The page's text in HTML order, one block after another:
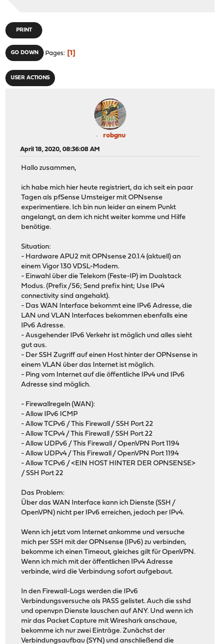
PRINT
GO DOWN Pages 1
USER ACTIONS
robgnu
April 18, 2020, 08:36:08 AM
Hallo zusammen,
ich habe mich hier heute registriert, da ich seit ein paar
Tagen als pfSense Umsteiger mit OPNsense
experimentiere. Ich bin nun leider an einem Punkt
angelangt, an dem ich nicht weiter komme und Hilfe
benötige.
Situation:
- Hardware APU2 mit OPNsense 20.1.4 (aktuell) an
einem Vigor 130 VDSL-Modem.
- Einwahl über die Telekom (Feste-IP) im Dualstack
Modus. (Prefix /56; Send prefix hint; Use IPv4
connectivity sind angehakt).
- Das WAN Interface bekommt eine IPv6 Adresse, die
LAN und VLAN Interfaces bekommen ebenfalls eine
IPv6 Adresse.
- Ausgehender IPv6 Verkehr ist möglich und alles sieht
gut aus.
- Der SSH Zugriff auf einen Host hinter der OPNsense in
einem VLAN über das Internet ist möglich.
- Ping vom Internet auf die öffentliche IPv4 und IPv6
Adresse sind möglich.
- Firewallregeln (WAN):
- Allow IPv6 ICMP
- Allow TCPv6 / This Firewall / SSH Port 22
- Allow TCPv4 / This Firewall / SSH Port 22
- Allow UDPv6 / This Firewall / OpenVPN Port 1194
- Allow UDPv4 / This Firewall / OpenVPN Port 1194
- Allow TCPv6 / <EIN HOST HINTER DER OPNSENSE>
/ SSH Port 22
Das Problem:
Über das WAN Interface kann ich Dienste (SSH /
OpenVPN) nicht per IPv6 erreichen, jedoch per IPv4.
Wenn ich jetzt vom Internet ankomme und versuche
mich per SSH mit der OPNsense (IPv6) zu verbinden,
bekomme ich einen Timeout, gleiches gilt für OpenVPN.
Wenn ich mich mit der öffentlichen IPv4 Adresse
verbinde, wird die Verbindung sofort aufgebaut.
In den Firewall-Logs werden die IPv6
Verbindungsversuche als PASS gelistet. Auch die sshd
und openvpn Dienste lauschen auf ANY. Und wenn ich
mir das Packet Capture mit Wireshark anschaue,
bekomme ich nur zwei Einträge. Zunächst der
Verbindungsaufbau (SYN) und anschließend die